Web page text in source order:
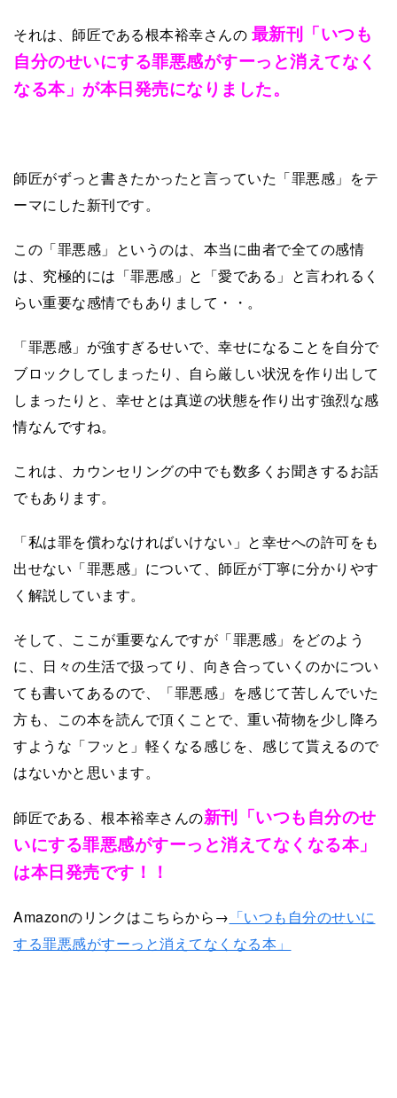
それは、師匠である根本裕幸さんの 最新刊「いつも
自分のせいにする罪悪感がすーっと消えてなく
なる本」 が本日発売になりました。
師匠がずっと書きたかったと言っていた「罪悪感」をテ
ーマにした新刊です。
この「罪悪感」というのは、本当に曲者で全ての感情
は、究極的には「罪悪感」と「愛である」と言われるく
らい重要な感情でもありまして・・。
「罪悪感」が強すぎるせいで、幸せになることを自分で
ブロックしてしまったり、自ら厳しい状況を作り出して
しまったりと、幸せとは真逆の状態を作り出す強烈な感
情なんですね。
これは、カウンセリングの中でも数多くお聞きするお話
でもあります。
「私は罪を償わなければいけない」と幸せへの許可をも
出せない「罪悪感」について、師匠が丁寧に分かりやす
く解説しています。
そして、ここが重要なんですが「罪悪感」をどのよう
に、日々の生活で扱ってり、向き合っていくのかについ
ても書いてあるので、「罪悪感」を感じて苦しんでいた
方も、この本を読んで頂くことで、重い荷物を少し降ろ
すような「フッと」軽くなる感じを、感じて貰えるので
はないかと思います。
師匠である、根本裕幸さんの新刊「いつも自分のせ
いにする罪悪感がすーっと消えてなくなる本」
は本日発売です！！
Amazonのリンクはこちらから→ 「いつも自分のせいに
する罪悪感がすーっと消えてなくなる本」